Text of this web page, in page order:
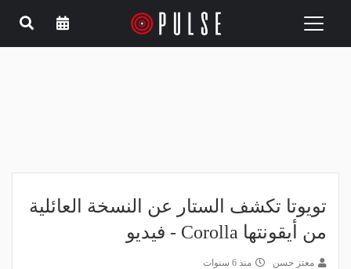
Toggle
تويوتا تكشف الستار عن النسخة العائلية
من أيقونتها Corolla - فيديو
معتز حسن منذ 6 سنوات